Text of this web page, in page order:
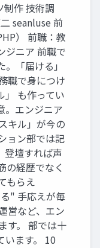
制作 技術調
seanluse 前
） 前職：教
ジニア 前職で
「届ける」
職で身につけ
」 も作ってい
。エンジニア
キル」が今の
ョン部では記
登壇すれば声
の経歴でなく
もらえ
" 手応えが毎
営など、エン
す。 部では十
います。 10